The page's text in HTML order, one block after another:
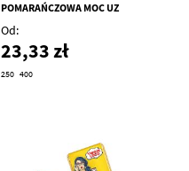
POMARAŃCZOWA MOC UZ
GUZ/MIOD001
Od
23,33 zł
250 400